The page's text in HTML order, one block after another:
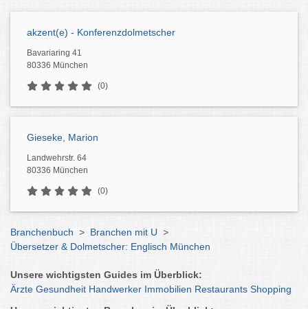
akzent(e) - Konferenzdolmetscher
Bavariaring 41
80336 München
(0)
Gieseke, Marion
Landwehrstr. 64
80336 München
(0)
Branchenbuch > Branchen mit U >
Übersetzer & Dolmetscher: Englisch München
Unsere wichtigsten Guides im Überblick:
Ärzte Gesundheit Handwerker Immobilien Restaurants Shopping